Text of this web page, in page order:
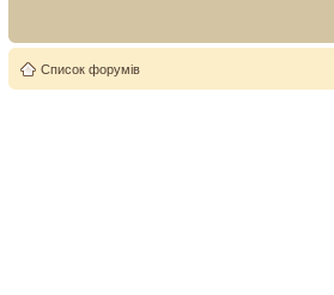
Список форумів